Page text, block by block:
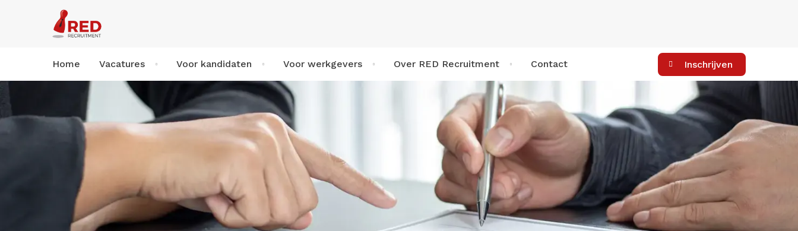
Home Vacatures Voor kandidaten Voor werkgevers Over RED Recruitment Contact Inschrijven